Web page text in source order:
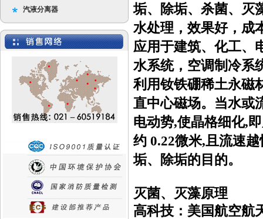
汽液分离器
垢、除垢、杀菌、灭
水处理，效果好，成
应用于建筑、化工、
水系统，空调制冷系
利用钕铁硼稀土永磁
直中心磁场。当水或
电动势,使晶格细化,
约 0.22微米,且流速
垢、除垢的目的。
灭菌、灭藻原理
高科技：美国航空航